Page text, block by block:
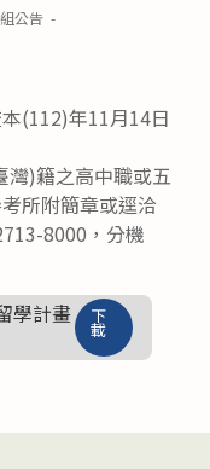
公告
(112)年11月14日
灣)籍之高中職或五
所附簡章或逕洽
8000，分機
學計畫
下
載